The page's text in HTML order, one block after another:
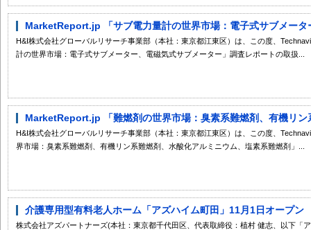
MarketReport.jp 「サブ電力量計の世界市場：電子式サブメータ
H&I株式会社グローバルリサーチ事業部（本社：東京都江東区）は、この度、
計の世界市場：電子式サブメーター、電磁気式サブメーター」調査レポートの取扱...
MarketReport.jp 「難燃剤の世界市場：臭素系難燃剤、有機リン
H&I株式会社グローバルリサーチ事業部（本社：東京都江東区）は、この度、
界市場：臭素系難燃剤、有機リン系難燃剤、水酸化アルミニウム、塩素系難燃剤」...
介護専用型有料老人ホーム「アズハイム町田」11月1日オープ
株式会社アズパートナーズ(本社：東京都千代田区、代表取締役：植村 健志、以下「